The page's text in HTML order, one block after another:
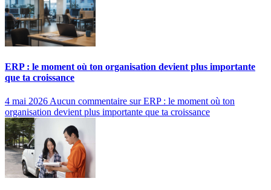
ERP : le moment où ton organisation devient plus importante
que ta croissance
4 mai 2026 Aucun commentaire sur ERP : le moment où ton
organisation devient plus importante que ta croissance